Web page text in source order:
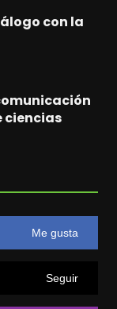
con la
ciencias
Me gusta
Seguir